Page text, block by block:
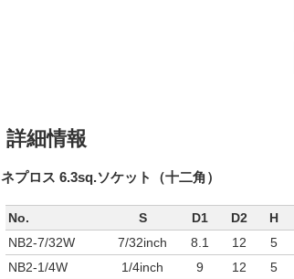
詳細情報
ネプロス 6.3sq.ソケット（十二角）
No. S D1 D2 H
NB2-7/32W
7/32inch 8.1 12 5
NB2-1/4W
1/4inch 9 12 5